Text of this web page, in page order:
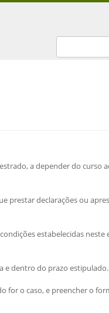
a depender do curso
prestar declarações ou
estabelecidas neste
e dentro do prazo estipulado.
for o caso, e preencher o